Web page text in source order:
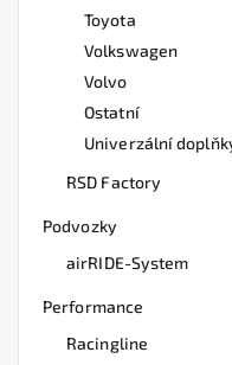
Toyota
Volkswagen
Volvo
Ostatní
Univerzální
RSD Factory
Podvozky
airRIDE-System
Performance
Racingline